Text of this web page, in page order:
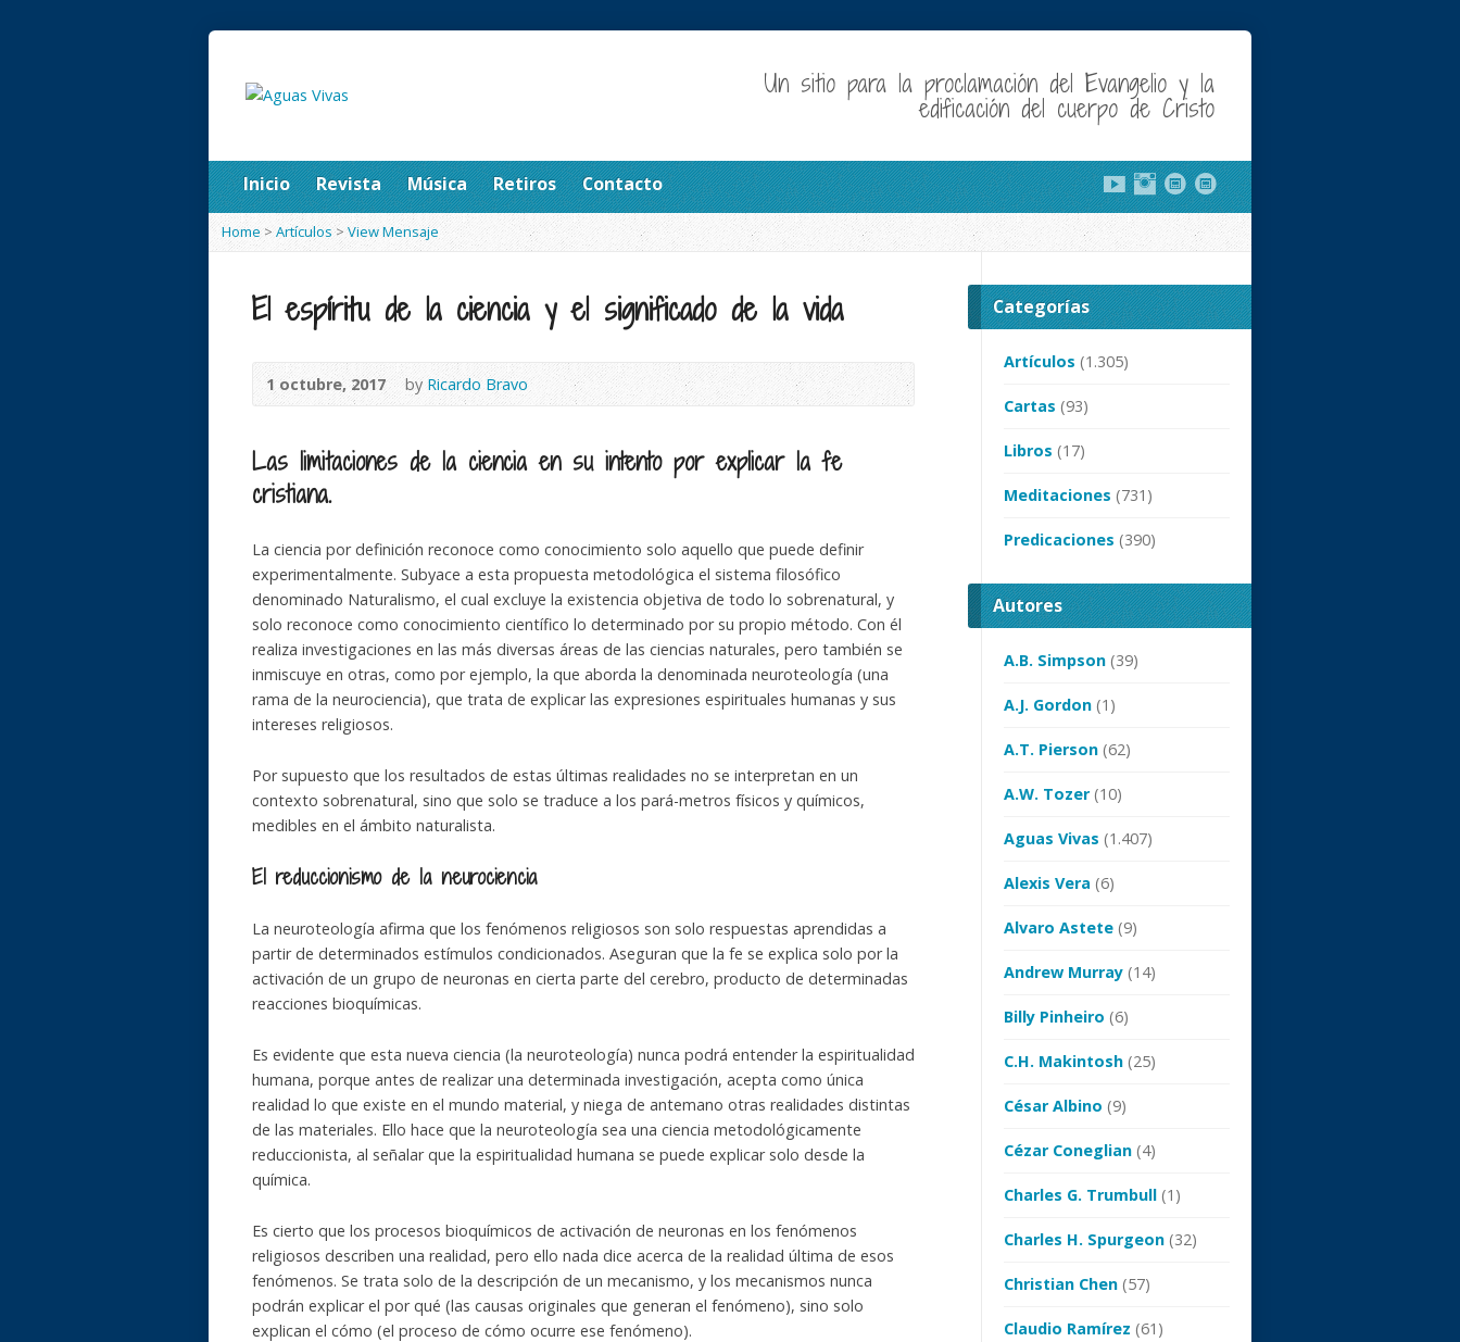
Un sitio para la proclamación del Evangelio y la
edificación del cuerpo de Cristo
Inicio Revista Música Retiros Contacto
Home > Artículos>View Mensaje
El espíritu de la ciencia y el significado de la vida
1 octubre, 2017 by Ricardo Bravo
Las limitaciones de la ciencia en su intento por explicar la fe
cristiana.
La ciencia por definición reconoce como conocimiento solo aquello que puede definir
experimentalmente. Subyace a esta propuesta metodológica el sistema filosófico
denominado Naturalismo, el cual excluye la existencia objetiva de todo lo sobrenatural, y
solo reconoce como conocimiento científico lo determinado por su propio método. Con él
realiza investigaciones en las más diversas áreas de las ciencias naturales, pero también se
inmiscuye en otras, como por ejemplo, la que aborda la denominada neuroteología (una
rama de la neurociencia), que trata de explicar las expresiones espirituales humanas y sus
intereses religiosos.
Por supuesto que los resultados de estas últimas realidades no se interpretan en un
contexto sobrenatural, sino que solo se traduce a los pará-metros físicos y químicos,
medibles en el ámbito naturalista.
El reduccionismo de la neurociencia
La neuroteología afirma que los fenómenos religiosos son solo respuestas aprendidas a
partir de determinados estímulos condicionados. Aseguran que la fe se explica solo por la
activación de un grupo de neuronas en cierta parte del cerebro, producto de determinadas
reacciones bioquímicas.
Es evidente que esta nueva ciencia (la neuroteología) nunca podrá entender la espiritualidad
humana, porque antes de realizar una determinada investigación, acepta como única
realidad lo que existe en el mundo material, y niega de antemano otras realidades distintas
de las materiales. Ello hace que la neuroteología sea una ciencia metodológicamente
reduccionista, al señalar que la espiritualidad humana se puede explicar solo desde la
química.
Es cierto que los procesos bioquímicos de activación de neuronas en los fenómenos
religiosos describen una realidad, pero ello nada dice acerca de la realidad última de esos
fenómenos. Se trata solo de la descripción de un mecanismo, y los mecanismos nunca
podrán explicar el por qué (las causas originales que generan el fenómeno), sino solo
explican el cómo (el proceso de cómo ocurre ese fenómeno).
Categorías
Artículos (1.305)
Cartas (93)
Libros (17)
Meditaciones (731)
Predicaciones (390)
Autores
A.B. Simpson (39)
A.J. Gordon (1)
A.T. Pierson (62)
A.W. Tozer(10)
Aguas Vivas (1.407)
Alexis Vera (6)
Alvaro Astete (9)
Andrew Murray (14)
Billy Pinheiro (6)
C.H. Makintosh (25)
César Albino (9)
Cézar Coneglian (4)
Charles G. Trumbull (1)
Charles H. Spurgeon (32)
Christian Chen (57)
Claudio Ramírez (61)